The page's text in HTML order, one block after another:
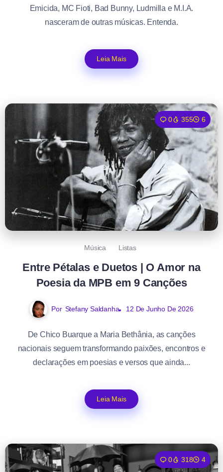
Emicida, MC Fioti, Bad Bunny, Ludmilla e M.I.A.
nasceram de outras músicas. Entenda.
Leia Mais
0 355 6
Música Listas
Entre Pétalas e Duetos | O Amor na
Poesia da MPB em 9 Canções
Por Stefany Saldanha 12 De Junho De 2026
De Chico Buarque a Maria Bethânia, as canções
nacionais seguem transformando paixões, encontros e
declarações em poesias e versos que ainda...
Leia Mais
0 318 4